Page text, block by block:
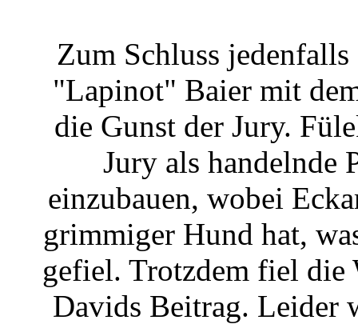
Zum Schluss
"Lapinot" Baier mit
die Gunst der Jury.
Jury als handelnde
einzubauen, wobei
grimmiger Hund hat,
gefiel. Trotzdem fiel die
Davids Beitrag. Leider